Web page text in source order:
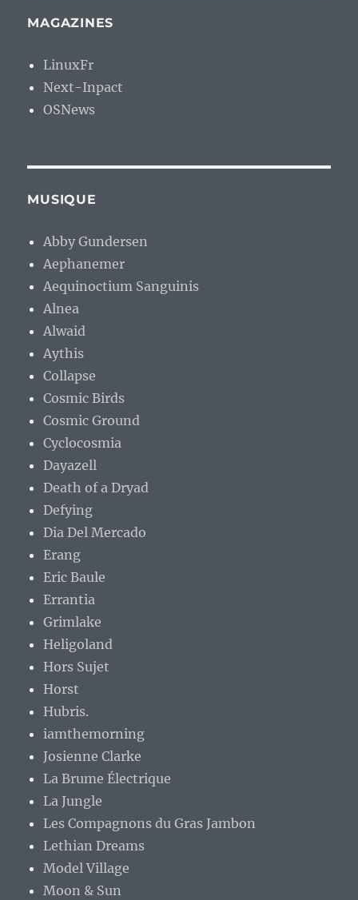
MAGAZINES
LinuxFr
Next-Inpact
OSNews
MUSIQUE
Abby Gundersen
Aephanemer
Aequinoctium Sanguinis
Alnea
Alwaid
Aythis
Collapse
Cosmic Birds
Cosmic Ground
Cyclocosmia
Dayazell
Death of a Dryad
Defying
Dia Del Mercado
Erang
Eric Baule
Errantia
Grimlake
Heligoland
Hors Sujet
Horst
Hubris.
iamthemorning
Josienne Clarke
La Brume Électrique
La Jungle
Les Compagnons du Gras Jambon
Lethian Dreams
Model Village
Moon & Sun